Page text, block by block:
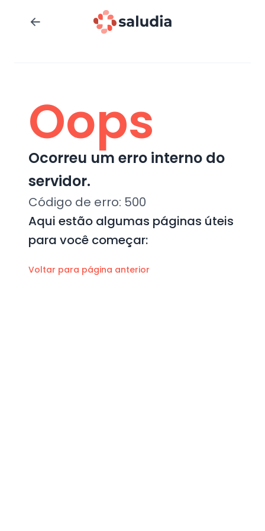
Oops
Ocorreu um erro interno do
servidor.
Código de erro: 500
Aqui estão algumas páginas úteis
para você começar:
Voltar para página anterior